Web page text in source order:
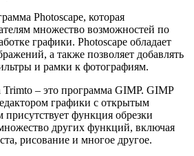
Photoscape, которая
множество возможностей по
графики. Photoscape обладает
а также позволяет добавлять
и рамки к фотографиям.
Trimto – это программа GIMP. GIMP
графики с открытым
функция обрезки
других функций, включая
рисование и многое другое.